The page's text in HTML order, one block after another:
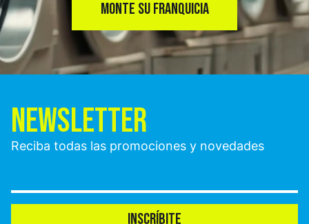
MONTE SU FRANQUICIA
NEWSLETTER
Reciba todas las promociones y novedades
INSCRÍBITE